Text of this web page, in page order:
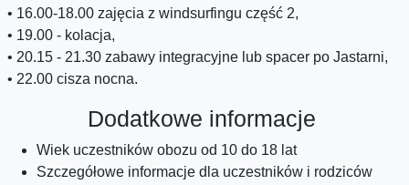
• 16.00-18.00 zajęcia z windsurfingu część 2,
• 19.00 - kolacja,
• 20.15 - 21.30 zabawy integracyjne lub spacer po Jastarni,
• 22.00 cisza nocna.
Dodatkowe informacje
Wiek uczestników obozu od 10 do 18 lat
Szczegółowe informacje dla uczestników i rodziców